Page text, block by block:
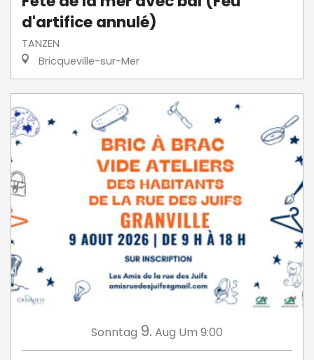
d'artifice annulé)
TANZEN
Bricqueville-sur-Mer
Sonntag 9. Aug Um 9:00